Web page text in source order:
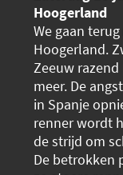
Hoogerland
We gaan
Hoogerland.
Zeeuw
meer. De
in Spanje
renner wordt
de strijd om
De betrokken